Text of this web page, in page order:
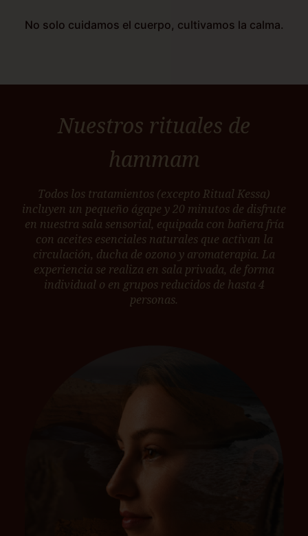
No solo cuidamos el cuerpo, cultivamos la calma.
Nuestros rituales de
hammam
Todos los tratamientos (excepto Ritual Kessa)
incluyen un pequeño ágape y 20 minutos de disfrute
en nuestra sala sensorial, equipada con bañera fría
con aceites esenciales naturales que activan la
circulación, ducha de ozono y aromaterapia. La
experiencia se realiza en sala privada, de forma
individual o en grupos reducidos de hasta 4
personas.